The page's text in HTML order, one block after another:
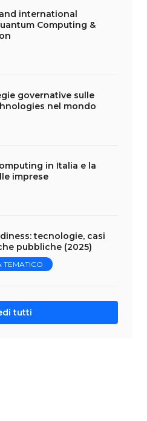
international
Computing &
governative sulle
nel mondo
in Italia e la
imprese
tecnologie, casi
pubbliche (2025)
TEMATICO
tutti